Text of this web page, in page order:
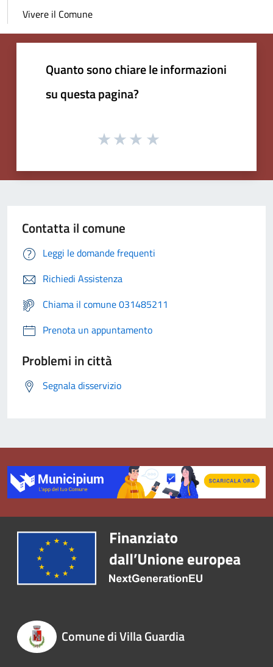
Vivere il Comune
Quanto sono chiare le informazioni
su questa pagina?
Contatta il comune
Leggi le domande frequenti
Richiedi Assistenza
Chiama il comune 031485211
Prenota un appuntamento
Problemi in città
Segnala disservizio
Comune di Villa Guardia